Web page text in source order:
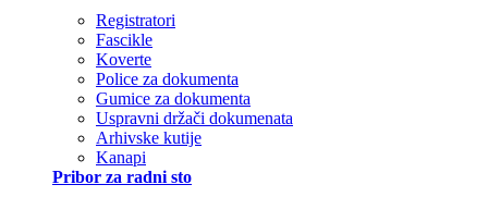
Registratori
Fascikle
Koverte
Police za dokumenta
Gumice za dokumenta
Uspravni držači dokumenata
Arhivske kutije
Kanapi
Pribor za radni sto